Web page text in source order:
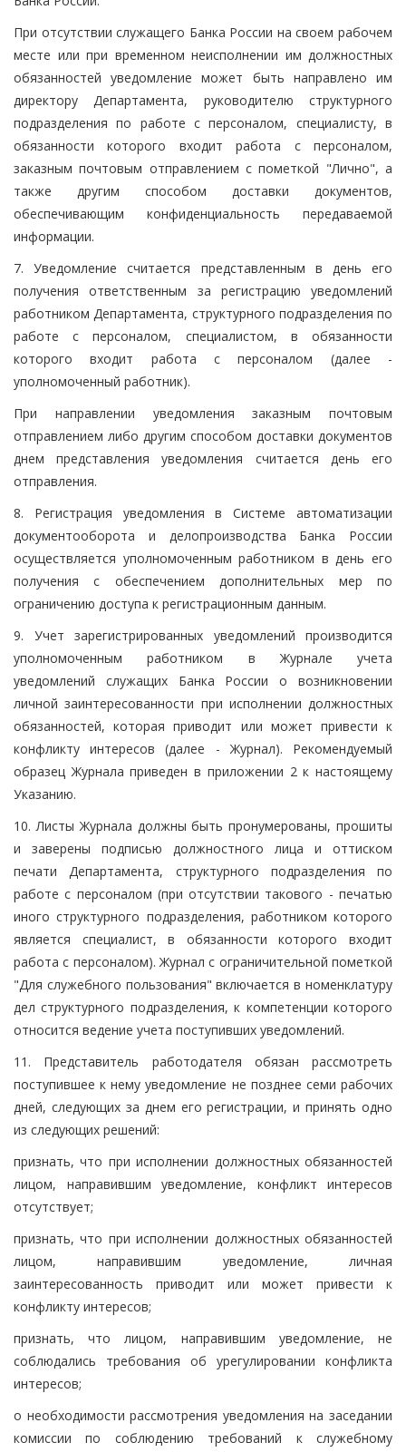
При отсутствии служащего Банка России на своем рабочем
месте или при временном неисполнении им должностных
обязанностей уведомление может быть направлено им
директору Департамента, руководителю структурного
подразделения по работе с персоналом, специалисту, в
обязанности которого входит работа с персоналом,
заказным почтовым отправлением с пометкой "Лично", а
также другим способом доставки документов,
обеспечивающим конфиденциальность передаваемой
информации.
7. Уведомление считается представленным в день его
получения ответственным за регистрацию уведомлений
работником Департамента, структурного подразделения по
работе с персоналом, специалистом, в обязанности
которого входит работа с персоналом (далее -
уполномоченный работник).
При направлении уведомления заказным почтовым
отправлением либо другим способом доставки документов
днем представления уведомления считается день его
отправления.
8. Регистрация уведомления в Системе автоматизации
документооборота и делопроизводства Банка России
осуществляется уполномоченным работником в день его
получения с обеспечением дополнительных мер по
ограничению доступа к регистрационным данным.
9. Учет зарегистрированных уведомлений производится
уполномоченным работником в Журнале учета
уведомлений служащих Банка России о возникновении
личной заинтересованности при исполнении должностных
обязанностей, которая приводит или может привести к
конфликту интересов (далее - Журнал). Рекомендуемый
образец Журнала приведен в приложении 2 к настоящему
Указанию.
10. Листы Журнала должны быть пронумерованы, прошиты
и заверены подписью должностного лица и оттиском
печати Департамента, структурного подразделения по
работе с персоналом (при отсутствии такового - печатью
иного структурного подразделения, работником которого
является специалист, в обязанности которого входит
работа с персоналом). Журнал с ограничительной пометкой
"Для служебного пользования" включается в номенклатуру
дел структурного подразделения, к компетенции которого
относится ведение учета поступивших уведомлений.
11. Представитель работодателя обязан рассмотреть
поступившее к нему уведомление не позднее семи рабочих
дней, следующих за днем его регистрации, и принять одно
из следующих решений:
признать, что при исполнении должностных обязанностей
лицом, направившим уведомление, конфликт интересов
отсутствует;
признать, что при исполнении должностных обязанностей
лицом, направившим уведомление, личная
заинтересованность приводит или может привести к
конфликту интересов;
признать, что лицом, направившим уведомление, не
соблюдались требования об урегулировании конфликта
интересов;
о необходимости рассмотрения уведомления на заседании
комиссии по соблюдению требований к служебному